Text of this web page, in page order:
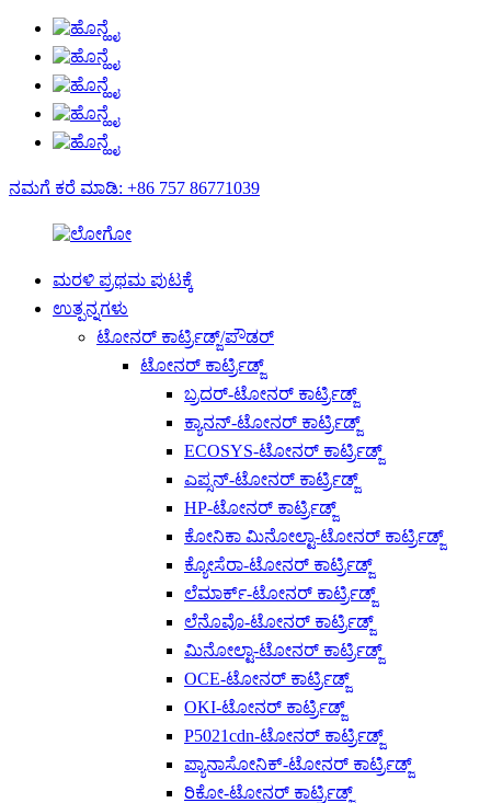
ನಮಗೆ ಕರೆ ಮಾಡಿ: +86 757 86771039
ಮರಳಿ ಪ್ರಥಮ ಪುಟಕ್ಕೆ
ಉತ್ಪನ್ನಗಳು
ಟೋನರ್ ಕಾರ್ಟ್ರಿಡ್ಜ್/ಪೌಡರ್
ಟೋನರ್ ಕಾರ್ಟ್ರಿಡ್ಜ್
ಬ್ರದರ್-ಟೋನರ್ ಕಾರ್ಟ್ರಿಡ್ಜ್
ಕ್ಯಾನನ್-ಟೋನರ್ ಕಾರ್ಟ್ರಿಡ್ಜ್
ECOSYS-ಟೋನರ್ ಕಾರ್ಟ್ರಿಡ್ಜ್
ಎಪ್ಸನ್-ಟೋನರ್ ಕಾರ್ಟ್ರಿಡ್ಜ್
HP-ಟೋನರ್ ಕಾರ್ಟ್ರಿಡ್ಜ್
ಕೋನಿಕಾ ಮಿನೋಲ್ಟಾ-ಟೋನರ್ ಕಾರ್ಟ್ರಿಡ್ಜ್
ಕ್ಯೋಸೆರಾ-ಟೋನರ್ ಕಾರ್ಟ್ರಿಡ್ಜ್
ಲೆಮಾರ್ಕ್-ಟೋನರ್ ಕಾರ್ಟ್ರಿಡ್ಜ್
ಲೆನೊವೊ-ಟೋನರ್ ಕಾರ್ಟ್ರಿಡ್ಜ್
ಮಿನೋಲ್ಟಾ-ಟೋನರ್ ಕಾರ್ಟ್ರಿಡ್ಜ್
OCE-ಟೋನರ್ ಕಾರ್ಟ್ರಿಡ್ಜ್
OKI-ಟೋನರ್ ಕಾರ್ಟ್ರಿಡ್ಜ್
P5021cdn-ಟೋನರ್ ಕಾರ್ಟ್ರಿಡ್ಜ್
ಪ್ಯಾನಾಸೋನಿಕ್-ಟೋನರ್ ಕಾರ್ಟ್ರಿಡ್ಜ್
ರಿಕೋ-ಟೋನರ್ ಕಾರ್ಟ್ರಿಡ್ಜ್